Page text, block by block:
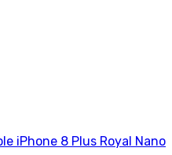
iPhone 8 Plus Royal Nano